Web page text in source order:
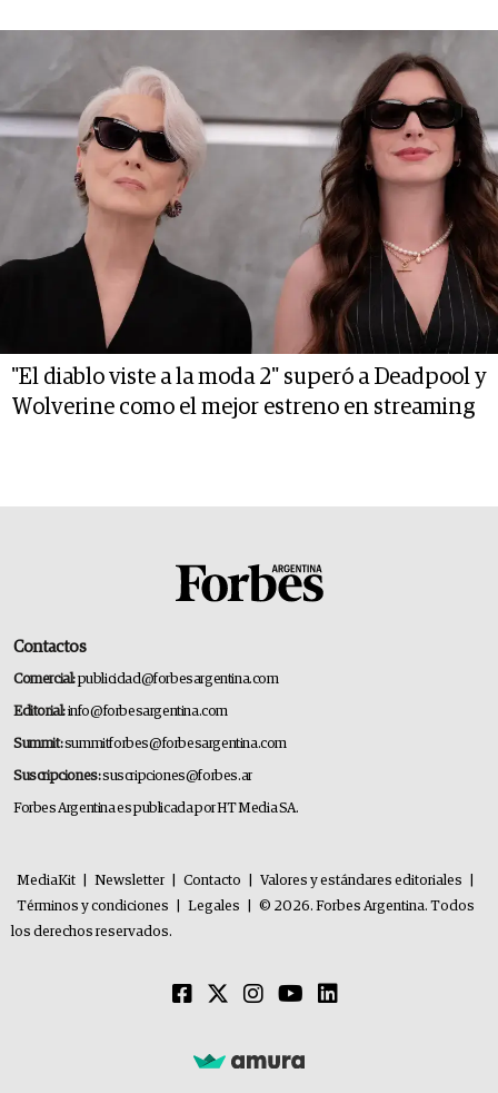
"El diablo viste a la moda 2" superó a Deadpool y
Wolverine como el mejor estreno en streaming
Contactos
Comercial:publicidad@forbesargentina.com
Editorial:info@forbesargentina.com
Summit:summitforbes@forbesargentina.com
Suscripciones:suscripciones@forbes.ar
Forbes Argentina es publicada por HT Media SA.
MediaKit Newsletter Contacto Valores y estándares editoriales
Términos y condiciones
Legales
© 2026. Forbes Argentina. Todos
los derechos reservados.